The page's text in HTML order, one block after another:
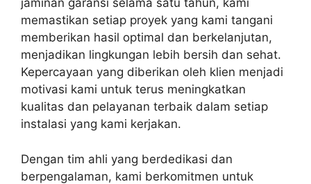
jaminan garansi selama satu tahun, kami
memastikan setiap proyek yang kami tangani
memberikan hasil optimal dan berkelanjutan,
menjadikan lingkungan lebih bersih dan sehat.
Kepercayaan yang diberikan oleh klien menjadi
motivasi kami untuk terus meningkatkan
kualitas dan pelayanan terbaik dalam setiap
instalasi yang kami kerjakan.
Dengan tim ahli yang berdedikasi dan
berpengalaman, kami berkomitmen untuk